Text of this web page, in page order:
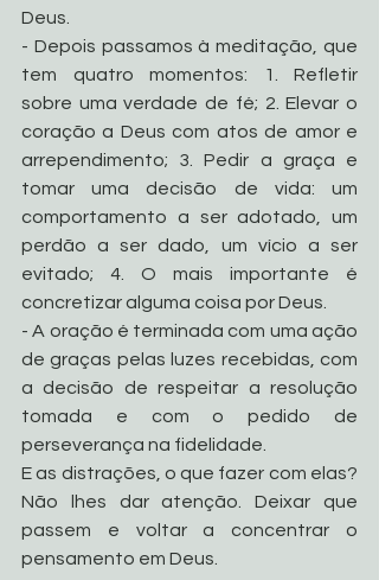
Deus.
- Depois passamos à meditação, que
tem quatro momentos: 1. Refletir
sobre uma verdade de fé; 2. Elevar o
coração a Deus com atos de amor e
arrependimento; 3. Pedir a graça e
tomar uma decisão de vida: um
comportamento a ser adotado, um
perdão a ser dado, um vício a ser
evitado; 4. O mais importante é
concretizar alguma coisa por Deus.
- A oração é terminada com uma ação
de graças pelas luzes recebidas, com
a decisão de respeitar a resolução
tomada e com o pedido de
perseverança na fidelidade.
E as distrações, o que fazer com elas?
Não lhes dar atenção. Deixar que
passem e voltar a concentrar o
pensamento em Deus.